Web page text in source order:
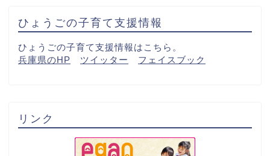
ひょうごの子育て支援情報
ひょうごの子育て支援情報はこちら。
兵庫県のHP
ツイッター フェイスブック
リンク